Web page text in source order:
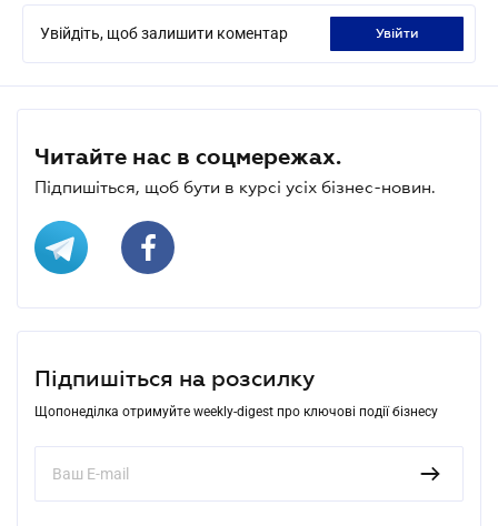
Увійдіть, щоб залишити коментар увійти
Читайте нас в соцмережах.
Підпишіться, щоб бути в курсі усіх бізнес-новин.
Підпишіться на розсилку
Щопонеділка отримуйте weekly-digest про ключові події бізнесу